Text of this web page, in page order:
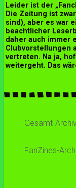
Leider ist der
Die Zeitung ist
sind), aber es war
beachtlicher
daher auch immer
Clubvorstellungen
vertreten. Na ja,
weitergeht. Das
Gesamt-
FanZines-